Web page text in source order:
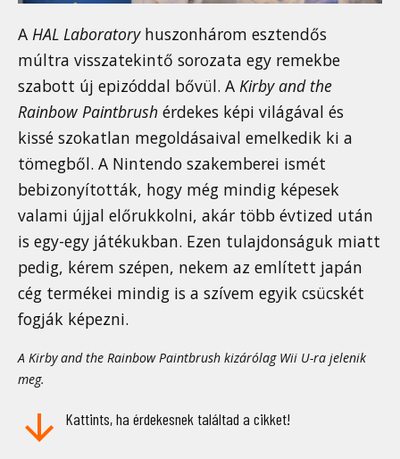
A HAL Laboratoryhuszonhárom esztendős
múltra visszatekintő sorozata egy remekbe
szabott új epizóddal bővül. A Kirby and the
Rainbow Paintbrush érdekes képi világával és
kissé szokatlan megoldásaival emelkedik ki a
tömegből. A Nintendo szakemberei ismét
bebizonyították, hogy még mindig képesek
valami újjal előrukkolni, akár több évtized után
is egy-egy játékukban. Ezen tulajdonságuk miatt
pedig, kérem szépen, nekem az említett japán
cég termékei mindig is a szívem egyik csücskét
fogják képezni.
A Kirby and the Rainbow Paintbrush kizárólag Wii U-ra jelenik
meg.
Kattints, ha érdekesnek találtad a cikket!